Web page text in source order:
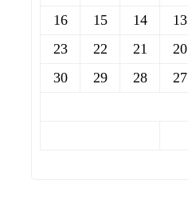
13
14
15
16
20
21
22
23
27
28
29
30